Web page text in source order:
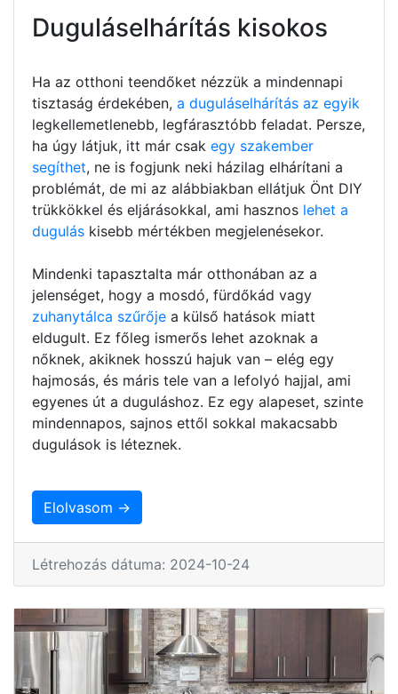
Duguláselhárítás kisokos
Ha az otthoni teendőket nézzük a mindennapi
tisztaság érdekében, a duguláselhárítás az egyik
legkellemetlenebb, legfárasztóbb feladat. Persze,
ha úgy látjuk, itt már csak egy szakember
segíthet, ne is fogjunk neki házilag elhárítani a
problémát, de mi az alábbiakban ellátjuk Önt DIY
trükkökkel és eljárásokkal, ami hasznos lehet a
dugulás kisebb mértékben megjelenésekor.
Mindenki tapasztalta már otthonában az a
jelenséget, hogy a mosdó, fürdőkád vagy
zuhanytálca szűrője a külső hatások miatt
eldugult. Ez főleg ismerős lehet azoknak a
nőknek, akiknek hosszú hajuk van – elég egy
hajmosás, és máris tele van a lefolyó hajjal, ami
egyenes út a duguláshoz. Ez egy alapeset, szinte
mindennapos, sajnos ettől sokkal makacsabb
dugulások is léteznek.
Elolvasom →
Létrehozás dátuma: 2024-10-24